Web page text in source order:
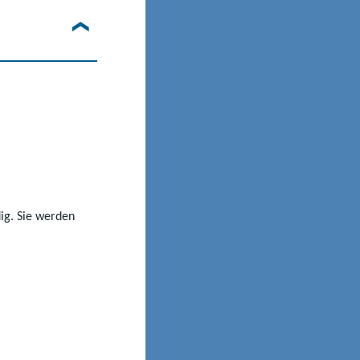
Sie werden
©Adobe Stock
Je nach
Schularten
erfolgreich
Lebensweg zu